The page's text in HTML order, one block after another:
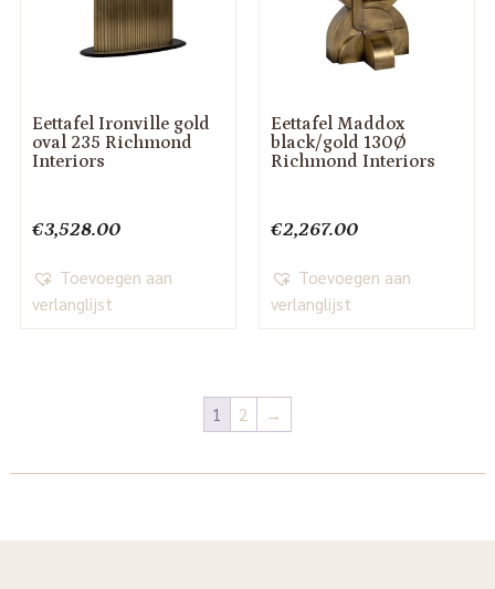
Eettafel Ironville gold
oval 235 Richmond
Interiors
€3,528.00
Toevoegen aan
verlanglijst
Eettafel Maddox
black/gold 130Ø
Richmond Interiors
€2,267.00
Toevoegen aan
verlanglijst
1 2 →